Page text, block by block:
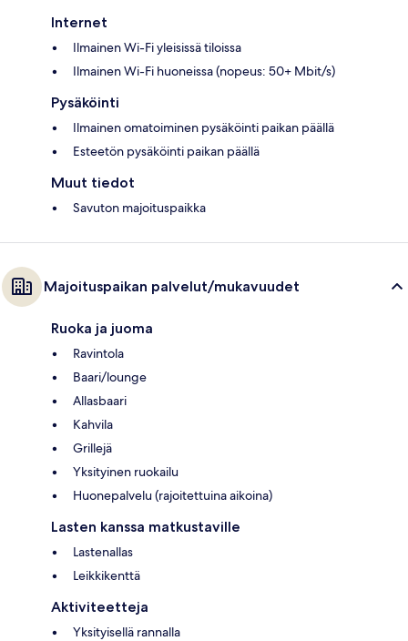
Internet
Ilmainen Wi-Fi yleisissä tiloissa
Ilmainen Wi-Fi huoneissa (nopeus: 50+ Mbit/s)
Pysäköinti
Ilmainen omatoiminen pysäköinti paikan päällä
Esteetön pysäköinti paikan päällä
Muut tiedot
Savuton majoituspaikka
Majoituspaikan palvelut/mukavuudet
Ruoka ja juoma
Ravintola
Baari/lounge
Allasbaari
Kahvila
Grillejä
Yksityinen ruokailu
Huonepalvelu (rajoitettuina aikoina)
Lasten kanssa matkustaville
Lastenallas
Leikkikenttä
Aktiviteetteja
Yksityisellä rannalla